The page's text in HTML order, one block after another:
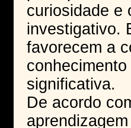
curiosidade e
investigativo.
favorecem a
significativa.
De acordo